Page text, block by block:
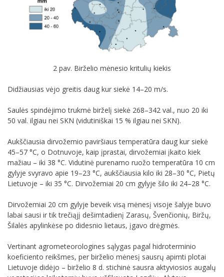
2 pav. Birželio mėnesio kritulių kiekis
Didžiausias vėjo greitis daug kur siekė 14–20 m/s.
Saulės spindėjimo trukmė birželį siekė 268–342 val., nuo 20 iki
50 val. ilgiau nei SKN (vidutiniškai 15 % ilgiau nei SKN).
Aukščiausia dirvožemio paviršiaus temperatūra daug kur siekė
45–57 °C, o Dotnuvoje, kaip įprastai, dirvožemiai įkaito kiek
mažiau – iki 38 °C. Vidutinė purenamo ruožo temperatūra 10 cm
gylyje svyravo apie 19–23 °C, aukščiausia kilo iki 28–30 °C, Pietų
Lietuvoje – iki 35 °C. Dirvožemiai 20 cm gylyje šilo iki 24–28 °C.
Dirvožemiai 20 cm gylyje beveik visą mėnesį visoje šalyje buvo
labai sausi ir tik trečiąjį dešimtadienį Zarasų, Švenčionių, Biržų,
Šilalės apylinkėse po didesnio lietaus, įgavo drėgmės.
Vertinant agrometeorologines sąlygas pagal hidroterminio
koeficiento reikšmes, per birželio mėnesį sausrų apimti plotai
Lietuvoje didėjo – birželio 8 d. stichinė sausra aktyviosios augalų